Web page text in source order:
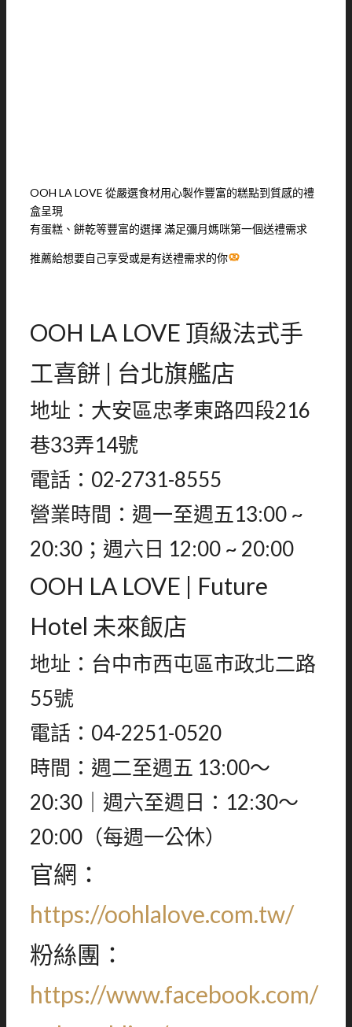
OOH LA LOVE 從嚴選食材用心製作豐富的糕點到質感的禮
盒呈現
有蛋糕、餅乾等豐富的選擇 滿足彌月媽咪第一個送禮需求
推薦給想要自己享受或是有送禮需求的你
OOH LA LOVE 頂級法式手
工喜餅 | 台北旗艦店
地址：大安區忠孝東路四段216
巷33弄14號
電話：02-2731-8555
營業時間：週一至週五13:00 ~
20:30；週六日 12:00 ~ 20:00
OOH LA LOVE | Future
Hotel 未來飯店
地址：台中市西屯區市政北二路
55號
電話：04-2251-0520
時間：週二至週五 13:00～
20:30｜週六至週日：12:30～
20:00（每週一公休）
官網：
https://oohlalove.com.tw/
粉絲團：
https://www.facebook.com/